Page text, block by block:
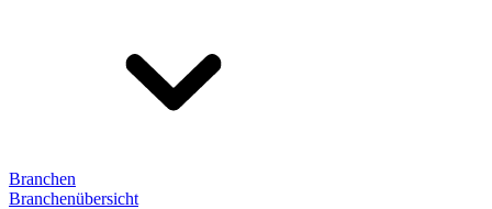
Branchen
Branchenübersicht